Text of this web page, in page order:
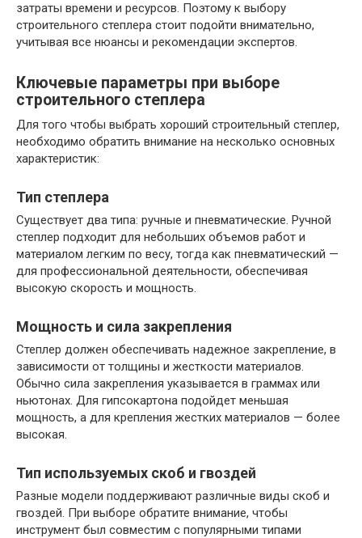
затраты времени и ресурсов. Поэтому к выбору
строительного степлера стоит подойти внимательно,
учитывая все нюансы и рекомендации экспертов.
Ключевые параметры при выборе
строительного степлера
Для того чтобы выбрать хороший строительный степлер,
необходимо обратить внимание на несколько основных
характеристик:
Тип степлера
Существует два типа: ручные и пневматические. Ручной
степлер подходит для небольших объемов работ и
материалом легким по весу, тогда как пневматический —
для профессиональной деятельности, обеспечивая
высокую скорость и мощность.
Мощность и сила закрепления
Степлер должен обеспечивать надежное закрепление, в
зависимости от толщины и жесткости материалов.
Обычно сила закрепления указывается в граммах или
ньютонах. Для гипсокартона подойдет меньшая
мощность, а для крепления жестких материалов — более
высокая.
Тип используемых скоб и гвоздей
Разные модели поддерживают различные виды скоб и
гвоздей. При выборе обратите внимание, чтобы
инструмент был совместим с популярными типами